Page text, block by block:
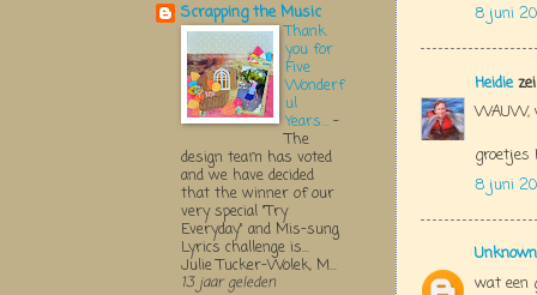
8 juni
Heidiezei
WAUW,
groetjes
8 juni
Unknown
wat een
Scrapping the Music
Thank
you for
Five
Wonderf
ul
Years... -
The
design team has voted
and we have decided
that the winner of our
very special "Try
Everyday" and Mis-sung
Lyrics challenge is...
Julie Tucker-Wolek, M...
13 jaar geleden